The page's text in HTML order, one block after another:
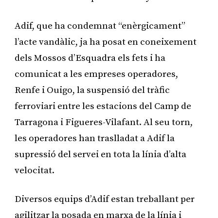
Adif, que ha condemnat “enèrgicament”
l’acte vandàlic, ja ha posat en coneixement
dels Mossos d’Esquadra els fets i ha
comunicat a les empreses operadores,
Renfe i Ouigo, la suspensió del tràfic
ferroviari entre les estacions del Camp de
Tarragona i Figueres-Vilafant. Al seu torn,
les operadores han traslladat a Adif la
supressió del servei en tota la línia d’alta
velocitat.
Diversos equips d’Adif estan treballant per
agilitzar la posada en marxa de la línia i